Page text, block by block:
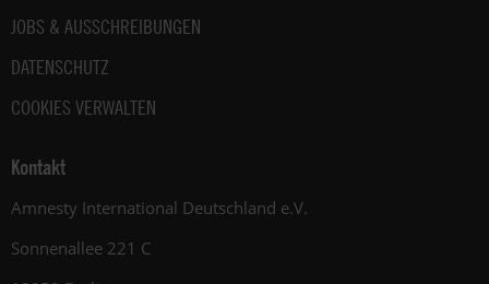
JOBS & AUSSCHREIBUNGEN
DATENSCHUTZ
COOKIES VERWALTEN
Kontakt
Amnesty International Deutschland e.V.
Sonnenallee 221 C